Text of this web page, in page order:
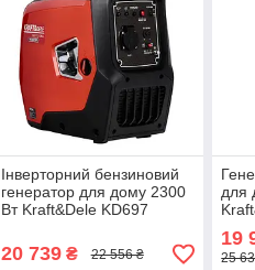
Інверторний бензиновий
генератор для дому 2300
Вт Kraft&Dele KD697
інверторний
20 739₴ 22 556 ₴
для
230
19
25